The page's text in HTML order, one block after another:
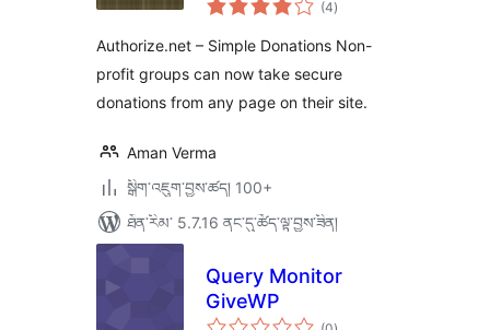
(4འཇོག་
ཚང་།
)
Authorize.net – Simple Donations Non-
profit groups can now take secure
donations from any page on their site.
Aman Verma
སྒྲིག་འཇུག་བྱས་ཚད། 100+
ཐོན་རིམ་ 5.7.16 ནང་དུ་ཚོད་ལྟ་བྱས་ཟིན།
Query Monitor
GiveWP
གདེང་